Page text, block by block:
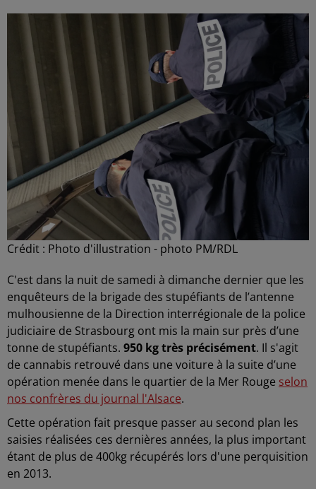
Crédit : Photo d'illustration - photo PM/RDL
C'est dans la nuit de samedi à dimanche dernier que les
enquêteurs de la brigade des stupéfiants de l’antenne
mulhousienne de la Direction interrégionale de la police
judiciaire de Strasbourg ont mis la main sur près d’une
tonne de stupéfiants. 950 kg très précisément. Il s'agit
de cannabis retrouvé dans une voiture à la suite d’une
opération menée dans le quartier de la Mer Rouge selon
nos confrères du journal l'Alsace.
Cette opération fait presque passer au second plan les
saisies réalisées ces dernières années, la plus important
étant de plus de 400kg récupérés lors d'une perquisition
en 2013.